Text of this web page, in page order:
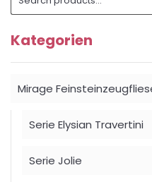
for:
Kategorien
Mirage
Serie Elysian Travertini
Serie Jolie